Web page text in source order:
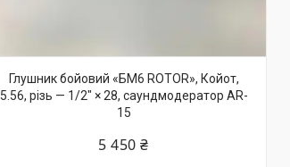
Глушник бойовий «БМ6 ROTOR», Койот,
5.56, різь — 1/2" × 28, саундмодератор AR-
15
5 450 ₴